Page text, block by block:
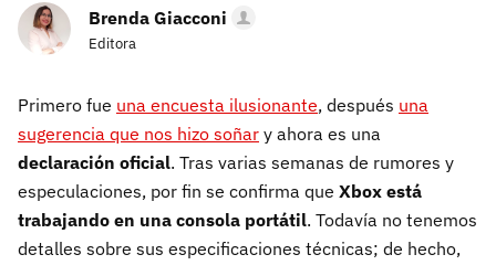
Brenda Giacconi
Editora
Primero fue una encuesta ilusionante, después una
sugerencia que nos hizo soñar y ahora es una
declaración oficial. Tras varias semanas de rumores y
especulaciones, por fin se confirma que Xbox está
trabajando en una consola portátil. Todavía no tenemos
detalles sobre sus especificaciones técnicas; de hecho,